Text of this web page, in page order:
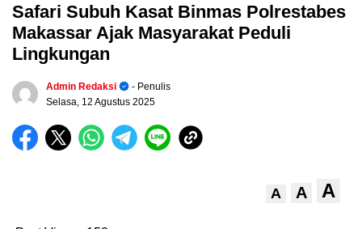
Safari Subuh Kasat Binmas Polrestabes
Makassar Ajak Masyarakat Peduli
Lingkungan
Admin Redaksi
- Penulis
Selasa, 12 Agustus 2025
A A A